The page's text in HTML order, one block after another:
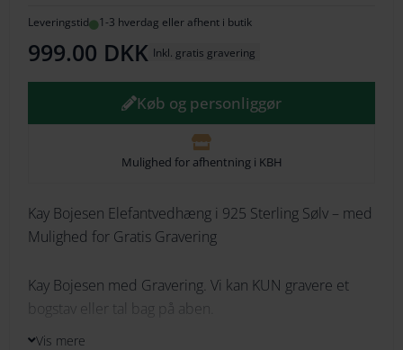
244
274
294
Leveringstid 1-3 hverdag eller afhent i butik
999.00 DKK Inkl. gratis gravering
Køb og personliggør
Mulighed for afhentning i KBH
Skrifttype
Indtast din tekst her
Her skriver du hvad du ønsker vi skal
Kay
Bojesen
Jewelry
elefant
Kay Bojesen Elefantvedhæng i 925 Sterling Sølv – med
Mulighed for Gratis Gravering
Kay Bojesen med Gravering. Vi kan KUN gravere et
bogstav eller tal bag på aben.
Vis mere